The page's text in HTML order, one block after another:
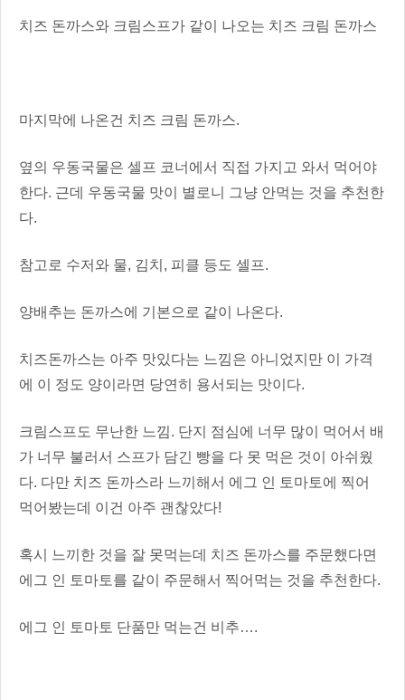
치즈 돈까스와 크림스프가 같이 나오는 치즈 크림 돈까스
마지막에 나온건 치즈 크림 돈까스.
옆의 우동국물은 셀프 코너에서 직접 가지고 와서 먹어야
한다. 근데 우동국물 맛이 별로니 그냥 안먹는 것을 추천한
다.
참고로 수저와 물, 김치, 피클 등도 셀프.
양배추는 돈까스에 기본으로 같이 나온다.
치즈돈까스는 아주 맛있다는 느낌은 아니었지만 이 가격
에 이 정도 양이라면 당연히 용서되는 맛이다.
크림스프도 무난한 느낌. 단지 점심에 너무 많이 먹어서 배
가 너무 불러서 스프가 담긴 빵을 다 못 먹은 것이 아쉬웠
다. 다만 치즈 돈까스라 느끼해서 에그 인 토마토에 찍어
먹어봤는데 이건 아주 괜찮았다!
혹시 느끼한 것을 잘 못먹는데 치즈 돈까스를 주문했다면
에그 인 토마토를 같이 주문해서 찍어먹는 것을 추천한다.
에그 인 토마토 단품만 먹는건 비추….